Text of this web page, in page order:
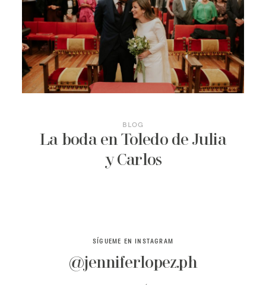
CONTACTO
BLOG
La boda en Toledo de Julia
y Carlos
SÍGUEME EN INSTAGRAM
@jenniferlopez.ph